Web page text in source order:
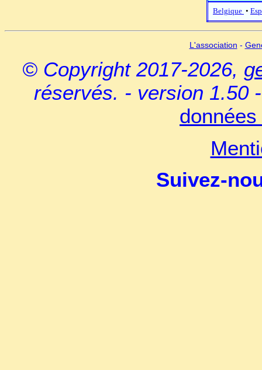
Belgique •
L'association -
© Copyright 2017-2026,
réservés. - version 1.50
Suivez-